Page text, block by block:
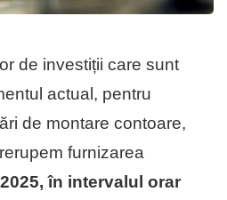
de investiții care sunt
actual, pentru
de montare contoare,
furnizarea
în intervalul orar